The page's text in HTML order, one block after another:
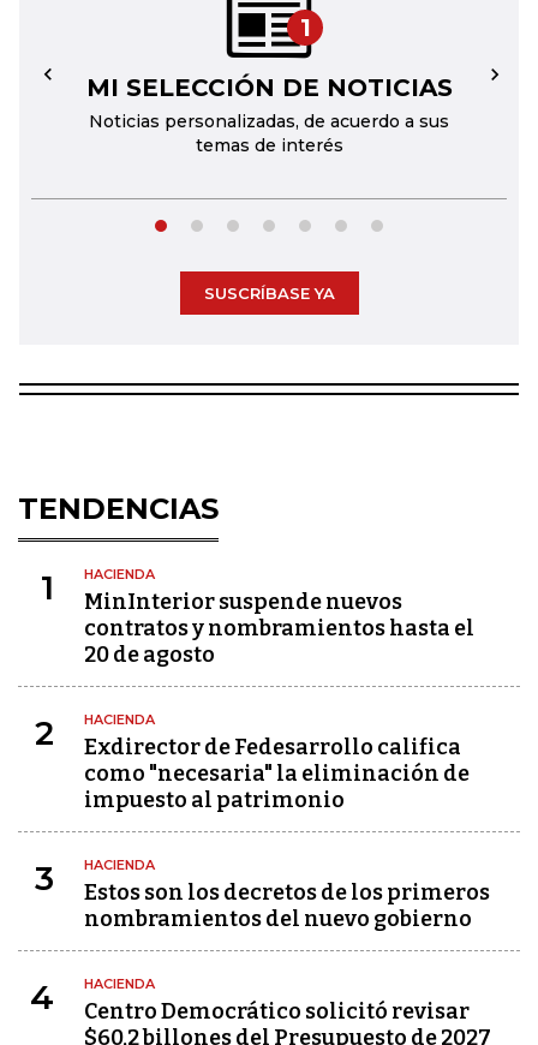
1
MI SELECCIÓN DE NOTICIAS
Noticias personalizadas, de acuerdo a sus
temas de interés
← →
SUSCRÍBASE YA
TENDENCIAS
1 HACIENDA
MinInterior suspende nuevos
contratos y nombramientos hasta el
20 de agosto
2 HACIENDA
Exdirector de Fedesarrollo califica
como "necesaria" la eliminación de
impuesto al patrimonio
3 HACIENDA
Estos son los decretos de los primeros
nombramientos del nuevo gobierno
4 HACIENDA
Centro Democrático solicitó revisar
$60,2 billones del Presupuesto de 2027